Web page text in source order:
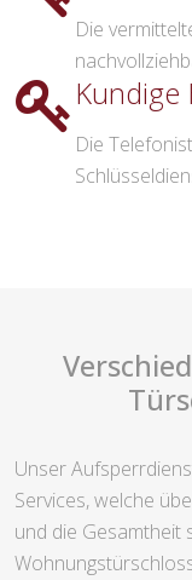
Die
Kundige
Die
Unser
Services, welche
und die Gesamtheit